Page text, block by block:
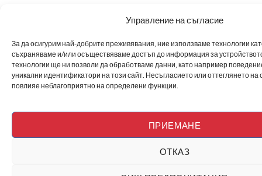
Управление на съгласие
За да осигурим най-добрите преживявания, ние използваме технологии
съхраняваме и/или осъществяваме достъп до информация за
технологии ще ни позволи да обработваме данни, като например
уникални идентификатори на този сайт. Несъгласието или оттеглянето на
повлияе неблагоприятно на определени функции.
ПРИЕМАНЕ
ОТКАЗ